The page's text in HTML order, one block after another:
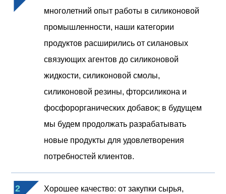
многолетний опыт работы в силиконовой
промышленности, наши категории
продуктов расширились от силановых
связующих агентов до силиконовой
жидкости, силиконовой смолы,
силиконовой резины, фторсиликона и
фосфорорганических добавок; в будущем
мы будем продолжать разрабатывать
новые продукты для удовлетворения
потребностей клиентов.
2
Хорошее качество: от закупки сырья,